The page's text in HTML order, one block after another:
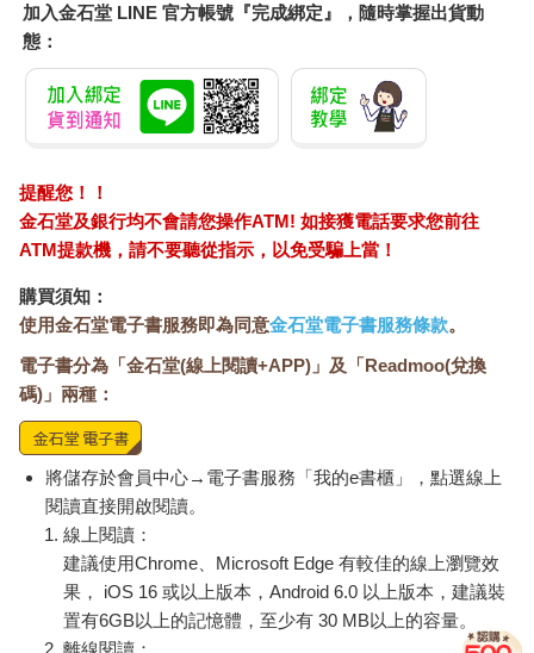
加入金石堂 LINE 官方帳號『完成綁定』，隨時掌握出貨動
態：
提醒您！！
金石堂及銀行均不會請您操作ATM! 如接獲電話要求您前往
ATM提款機，請不要聽從指示，以免受騙上當！
購買須知：
使用金石堂電子書服務即為同意金石堂電子書服務條款。
電子書分為「金石堂(線上閱讀+APP)」及「Readmoo(兌換
碼)」兩種：
將儲存於會員中心→電子書服務「我的e書櫃」，點選線上
閱讀直接開啟閱讀。
線上閱讀：
建議使用Chrome、Microsoft Edge 有較佳的線上瀏覽效
果， iOS 16 或以上版本，Android 6.0 以上版本，建議裝
置有6GB以上的記憶體，至少有 30 MB以上的容量。